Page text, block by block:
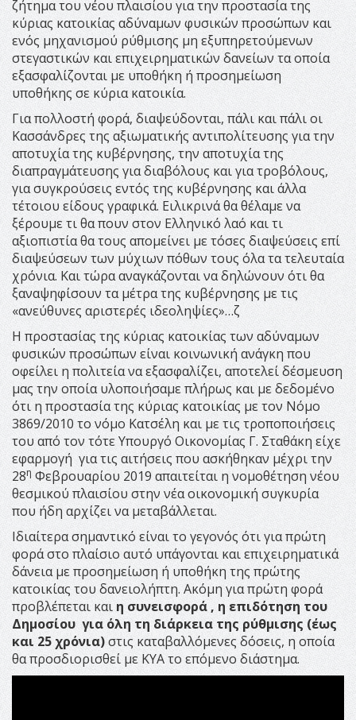
ζήτημα του νέου πλαισίου για την προστασία της
κύριας κατοικίας αδύναμων φυσικών προσώπων και
ενός μηχανισμού ρύθμισης μη εξυπηρετούμενων
στεγαστικών και επιχειρηματικών δανείων τα οποία
εξασφαλίζονται με υποθήκη ή προσημείωση
υποθήκης σε κύρια κατοικία.
Για πολλοστή φορά, διαψεύδονται, πάλι και πάλι οι
Κασσάνδρες της αξιωματικής αντιπολίτευσης για την
αποτυχία της κυβέρνησης, την αποτυχία της
διαπραγμάτευσης για διαβόλους και για τροβόλους,
για συγκρούσεις εντός της κυβέρνησης και άλλα
τέτοιου είδους γραφικά. Ειλικρινά θα θέλαμε να
ξέρουμε τι θα πουν στον Ελληνικό λαό και τι
αξιοπιστία θα τους απομείνει με τόσες διαψεύσεις επί
διαψεύσεων των μύχιων πόθων τους όλα τα τελευταία
χρόνια. Και τώρα αναγκάζονται να δηλώνουν ότι θα
ξαναψηφίσουν τα μέτρα της κυβέρνησης με τις
«ανεύθυνες αριστερές ιδεοληψίες»…ζ
Η προστασίας της κύριας κατοικίας των αδύναμων
φυσικών προσώπων είναι κοινωνική ανάγκη που
οφείλει η πολιτεία να εξασφαλίζει, αποτελεί δέσμευση
μας την οποία υλοποιήσαμε πλήρως και με δεδομένο
ότι η προστασία της κύριας κατοικίας με τον Νόμο
3869/2010 το νόμο Κατσέλη και με τις τροποποιήσεις
του από τον τότε Υπουργό Οικονομίας Γ. Σταθάκη είχε
εφαρμογή για τις αιτήσεις που ασκήθηκαν μέχρι την
28ηΦεβρουαρίου 2019 απαιτείται η νομοθέτηση νέου
θεσμικού πλαισίου στην νέα οικονομική συγκυρία
που ήδη αρχίζει να μεταβάλλεται.
Ιδιαίτερα σημαντικό είναι το γεγονός ότι για πρώτη
φορά στο πλαίσιο αυτό υπάγονται και επιχειρηματικά
δάνεια με προσημείωση ή υποθήκη της πρώτης
κατοικίας του δανειολήπτη. Ακόμη για πρώτη φορά
προβλέπεται καιη συνεισφορά , η επιδότηση του
Δημοσίου για όλη τη διάρκεια της ρύθμισης (έως
και 25 χρόνια)στις καταβαλλόμενες δόσεις, η οποία
θα προσδιορισθεί με ΚΥΑ το επόμενο διάστημα.